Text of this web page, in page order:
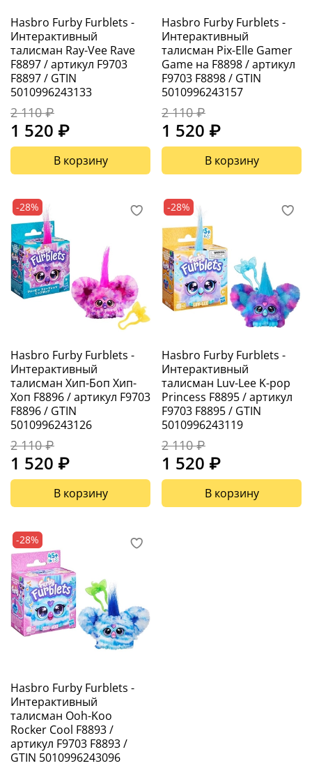
Hasbro Furby Furblets -
Интерактивный
талисман Ray-Vee Rave
F8897 / артикул F9703
F8897 / GTIN
5010996243133
2 110 ₽
1 520 ₽
В корзину
Hasbro Furby Furblets -
Интерактивный
талисман Pix-Elle Gamer
Game на F8898 / артикул
F9703 F8898 / GTIN
5010996243157
2 110 ₽
1 520 ₽
В корзину
-28%
Hasbro Furby Furblets -
Интерактивный
талисман Хип-Боп Хип-
Хоп F8896 / артикул F9703
F8896 / GTIN
5010996243126
2 110 ₽
1 520 ₽
В корзину
-28%
Hasbro Furby Furblets -
Интерактивный
талисман Luv-Lee K-pop
Princess F8895 / артикул
F9703 F8895 / GTIN
5010996243119
2 110 ₽
1 520 ₽
В корзину
-28%
Hasbro Furby Furblets -
Интерактивный
талисман Ooh-Koo
Rocker Cool F8893 /
артикул F9703 F8893 /
GTIN 5010996243096